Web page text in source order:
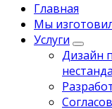
Главная
Мы
Услуги
Дизайн